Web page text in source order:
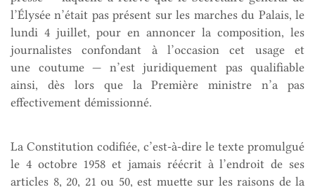
l’Élysée n’était pas présent sur les marches du Palais, le
lundi 4 juillet, pour en annoncer la composition, les
journalistes confondant à l’occasion cet usage et
une coutume — n’est juridiquement pas qualifiable
ainsi, dès lors que la Première ministre n’a pas
effectivement démissionné.
La Constitution codifiée, c’est-à-dire le texte promulgué
le 4 octobre 1958 et jamais réécrit à l’endroit de ses
articles 8, 20, 21 ou 50, est muette sur les raisons de la